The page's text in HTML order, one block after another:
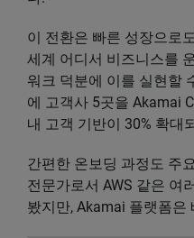
이 전환은 빠른 성장으로
세계 어디서 비즈니스를
워크 덕분에 이를 실현할
에 고객사 5곳을 Akamai
내 고객 기반이 30% 확대
간편한 온보딩 과정도 주
전문가로서 AWS 같은 여
봤지만, Akamai 플랫폼은